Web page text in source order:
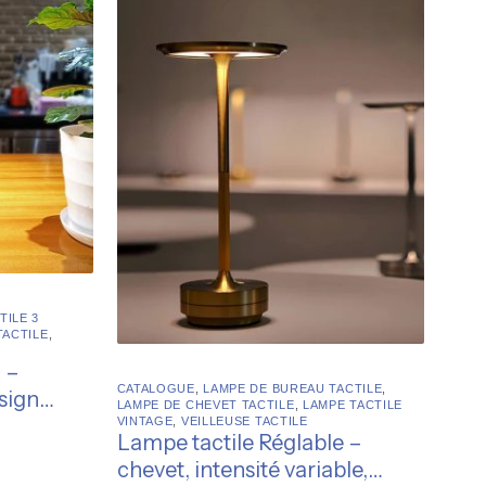
3
–
CATALOGUE LAMPE DE BUREAU TACTILE
LAMPE DE CHEVET TACTILE
LAMPE TACTILE
VINTAGE
VEILLEUSE TACTILE
Lampe tactile Réglable –
chevet, intensité variable,